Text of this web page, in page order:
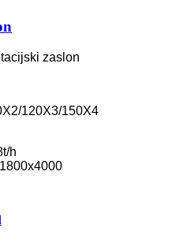
zaslon
120X3/150X4
h